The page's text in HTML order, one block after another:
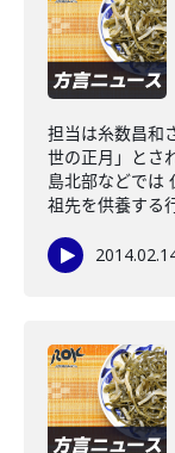
担当は糸数昌和
世の正月」とさ
島北部などでは
祖先を供養する